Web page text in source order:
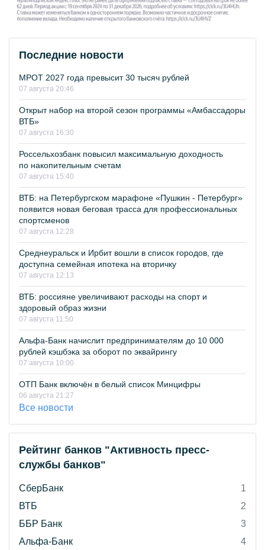
Последние новости
МРОТ 2027 года превысит 30 тысяч рублей
07 августа 20:46
Открыт набор на второй сезон программы «Амбассадоры
ВТБ»
07 августа 16:30
Россельхозбанк повысил максимальную доходность
по накопительным счетам
07 августа 15:40
ВТБ: на Петербургском марафоне «Пушкин - Петербург»
появится новая беговая трасса для профессиональных
спортсменов
07 августа 12:28
Среднеуральск и Ирбит вошли в список городов, где
доступна семейная ипотека на вторичку
07 августа 12:13
ВТБ: россияне увеличивают расходы на спорт и
здоровый образ жизни
07 августа 11:50
Альфа-Банк начислит предпринимателям до 10 000
рублей кэшбэка за оборот по эквайрингу
07 августа 10:00
ОТП Банк включён в белый список Минцифры
06 августа 21:27
Все новости
Рейтинг банков "Активность пресс-
службы банков"
СберБанк
1
ВТБ
2
ББР Банк
3
Альфа-Банк
4